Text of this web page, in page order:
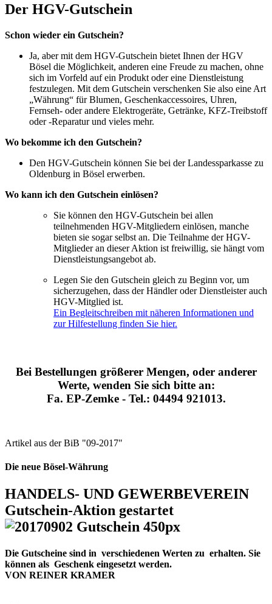
Der HGV-Gutschein
Schon wieder ein Gutschein?
Ja, aber mit dem HGV-Gutschein bietet Ihnen der HGV
Bösel die Möglichkeit, anderen eine Freude zu machen, ohne
sich im Vorfeld auf ein Produkt oder eine Dienstleistung
festzulegen. Mit dem Gutschein verschenken Sie also eine Art
„Währung“ für Blumen, Geschenkaccessoires, Uhren,
Fernseh- oder andere Elektrogeräte, Getränke, KFZ-Treibstoff
oder -Reparatur und vieles mehr.
Wo bekomme ich den Gutschein?
Den HGV-Gutschein können Sie bei der Landessparkasse zu
Oldenburg in Bösel erwerben.
Wo kann ich den Gutschein einlösen?
Sie können den HGV-Gutschein bei allen
teilnehmenden HGV-Mitgliedern einlösen, manche
bieten sie sogar selbst an. Die Teilnahme der HGV-
Mitglieder an dieser Aktion ist freiwillig, sie hängt vom
Dienstleistungsangebot ab.
Legen Sie den Gutschein gleich zu Beginn vor, um
sicherzugehen, dass der Händler oder Dienstleister auch
HGV-Mitglied ist.
Ein Begleitschreiben mit näheren Informationen und
zur Hilfestellung finden Sie hier.
Bei Bestellungen größerer Mengen, oder anderer
Werte, wenden Sie sich bitte an:
Fa. EP-Zemke - Tel.: 04494 921013.
Artikel aus der BiB "09-2017"
Die neue Bösel-Währung
HANDELS- UND GEWERBEVEREIN
Gutschein-Aktion gestartet
Die Gutscheine sind in verschiedenen Werten zu erhalten. Sie
können als Geschenk eingesetzt werden.
VON REINER KRAMER